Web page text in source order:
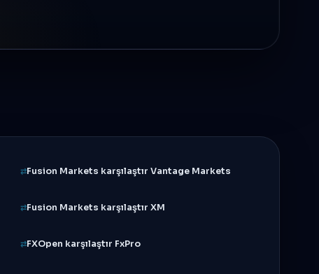
Fusion Markets karşılaştır Vantage Markets
Fusion Markets karşılaştır XM
FXOpen karşılaştır FxPro